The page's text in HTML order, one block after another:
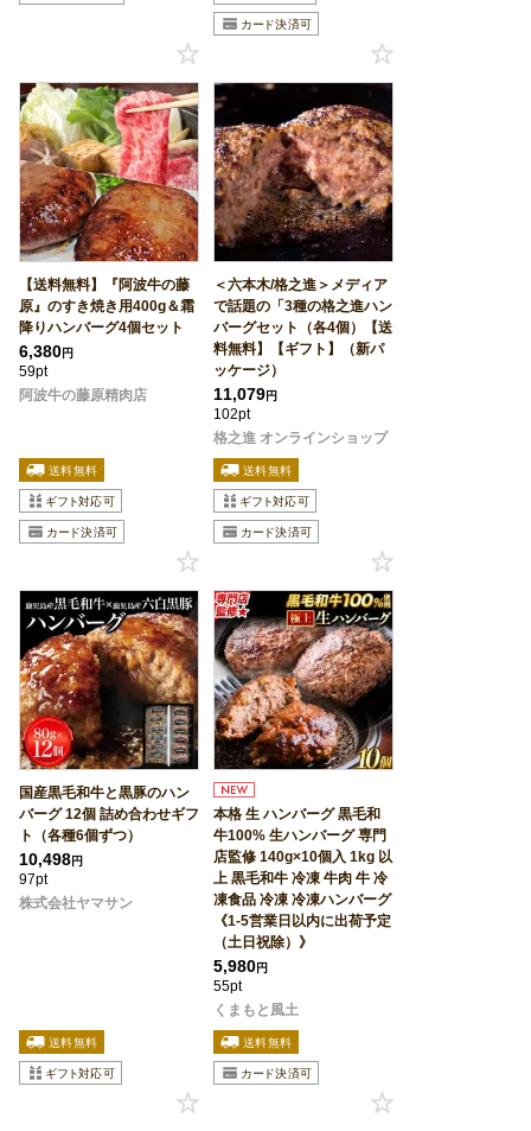
【送料無料】『阿波牛の藤
原』のすき焼き用400g＆霜
降りハンバーグ4個セット
6,380円
59pt
阿波牛の藤原精肉店
＜六本木/格之進＞メディア
で話題の「3種の格之進ハン
バーグセット（各4個）【送
料無料】【ギフト】（新パ
ッケージ）
11,079円
102pt
格之進 オンラインショップ
国産黒毛和牛と黒豚のハン
バーグ 12個 詰め合わせギフ
ト（各種6個ずつ）
10,498円
97pt
株式会社ヤマサン
本格 生 ハンバーグ 黒毛和
牛100% 生ハンバーグ 専門
店監修 140g×10個入 1kg 以
上 黒毛和牛 冷凍 牛肉 牛 冷
凍食品 冷凍 冷凍ハンバーグ
《1-5営業日以内に出荷予定
（土日祝除）》
5,980円
55pt
くまもと風土